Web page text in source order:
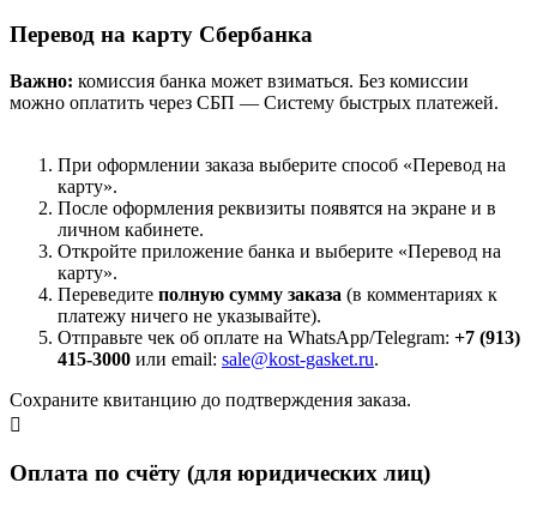
Перевод на карту Сбербанка
Важно: комиссия банка может взиматься. Без комиссии
можно оплатить через СБП — Систему быстрых платежей.
При оформлении заказа выберите способ «Перевод на
карту».
После оформления реквизиты появятся на экране и в
личном кабинете.
Откройте приложение банка и выберите «Перевод на
карту».
Переведите полную сумму заказа (в комментариях к
платежу ничего не указывайте).
Отправьте чек об оплате на WhatsApp/Telegram: +7 (913)
415-3000 или email: sale@kost-gasket.ru.
Сохраните квитанцию до подтверждения заказа.
Оплата по счёту (для юридических лиц)